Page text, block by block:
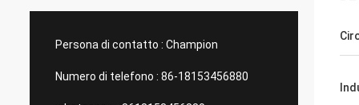
Persona di contatto : Champion
Numero di telefono : 86-18153456880